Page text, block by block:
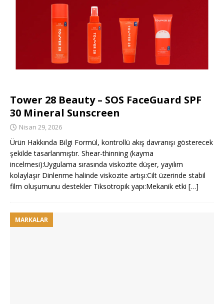
Tower 28 Beauty – SOS FaceGuard SPF
30 Mineral Sunscreen
Nisan 29, 2026
Ürün Hakkında Bilgi Formül, kontrollü akış davranışı gösterecek
şekilde tasarlanmıştır. Shear-thinning (kayma
incelmesi):Uygulama sırasında viskozite düşer, yayılım
kolaylaşır Dinlenme halinde viskozite artışı:Cilt üzerinde stabil
film oluşumunu destekler Tiksotropik yapı:Mekanik etki […]
MARKALAR